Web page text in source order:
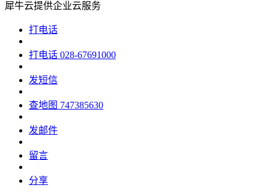
犀牛云提供企业云服务
打电话
打电话 028-67691000
发短信
查地图 747385630
发邮件
留言
分享